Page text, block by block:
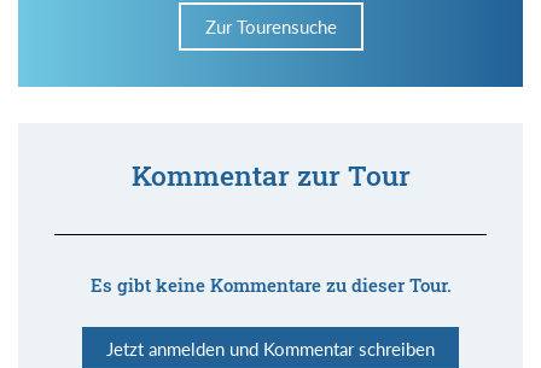
Zur Tourensuche
Kommentar zur Tour
Es gibt keine Kommentare zu dieser Tour.
Jetzt anmelden und Kommentar schreiben